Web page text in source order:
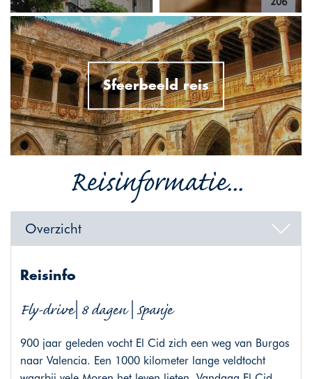
Sfeerbeeld reis
Reisinformatie...
Overzicht
Reisinfo
Fly-drive| 8 dagen | Spanje
900 jaar geleden vocht El Cid zich een weg van Burgos
naar Valencia. Een 1000 kilometer lange veldtocht